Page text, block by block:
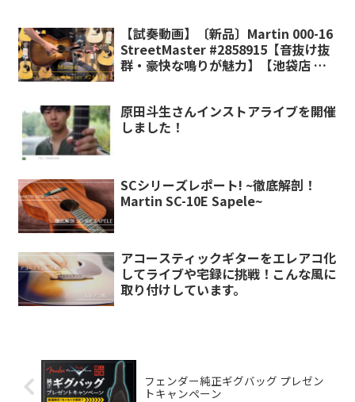
【試奏動画】〔新品〕Martin 000-16
StreetMaster #2858915【音抜け抜
群・豪快な鳴りが魅力】【池袋店 ア
原田斗生さんインストアライブを開催
しました！
SCシリーズレポート! ~徹底解剖！
Martin SC-10E Sapele~
アコースティックギターをエレアコ化
してライブや宅録に挑戦！こんな風に
取り付けしています。
フェンダー純正ギグバッグ プレゼン
トキャンペーン